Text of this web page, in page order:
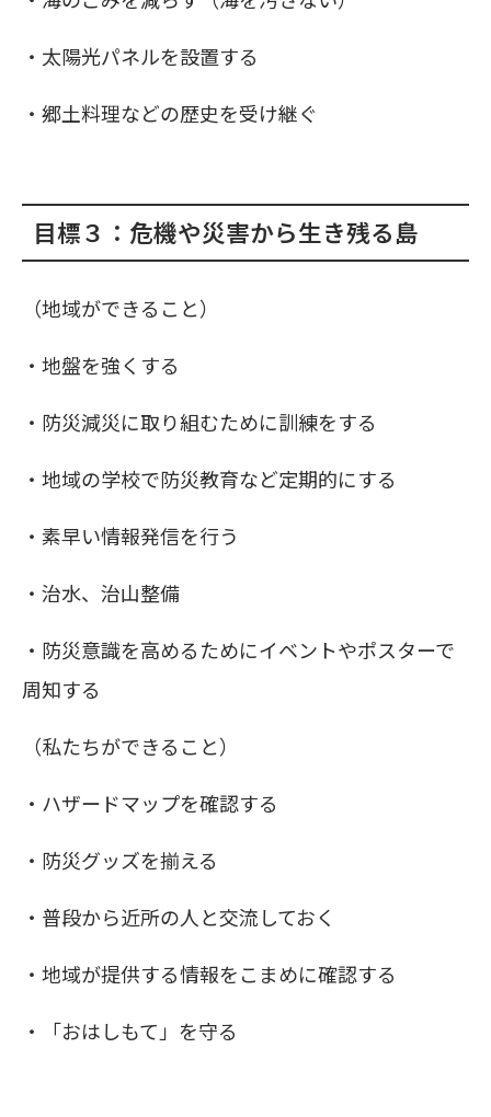
・太陽光パネルを設置する
・郷土料理などの歴史を受け継ぐ
目標３：危機や災害から生き残る島
（地域ができること）
・地盤を強くする
・防災減災に取り組むために訓練をする
・地域の学校で防災教育など定期的にする
・素早い情報発信を行う
・治水、治山整備
・防災意識を高めるためにイベントやポスターで
周知する
（私たちができること）
・ハザードマップを確認する
・防災グッズを揃える
・普段から近所の人と交流しておく
・地域が提供する情報をこまめに確認する
・「おはしもて」を守る